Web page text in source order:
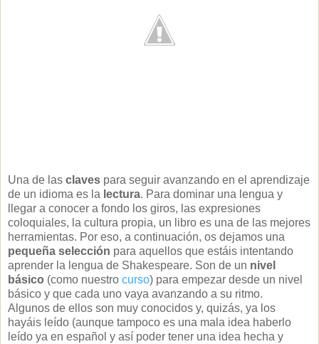
Una de las claves para seguir avanzando en el aprendizaje
de un idioma es la lectura. Para dominar una lengua y
llegar a conocer a fondo los giros, las expresiones
coloquiales, la cultura propia, un libro es una de las mejores
herramientas. Por eso, a continuación, os dejamos una
pequeña selección para aquellos que estáis intentando
aprender la lengua de Shakespeare. Son de un nivel
básico (como nuestrocurso) para empezar desde un nivel
básico y que cada uno vaya avanzando a su ritmo.
Algunos de ellos son muy conocidos y, quizás, ya los
hayáis leído (aunque tampoco es una mala idea haberlo
leído ya en español y así poder tener una idea hecha y